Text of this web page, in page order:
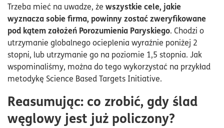
Trzeba mieć na uwadze, że wszystkie cele, jakie
wyznacza sobie firma, powinny zostać zweryfikowane
pod kątem założeń Porozumienia Paryskiego. Chodzi o
utrzymanie globalnego ocieplenia wyraźnie poniżej 2
stopni, lub utrzymanie go na poziomie 1,5 stopnia. Jak
wspominaliśmy, można do tego wykorzystać na przykład
metodykę Science Based Targets Initiative.
Reasumując: co zrobić, gdy ślad
węglowy jest już policzony?